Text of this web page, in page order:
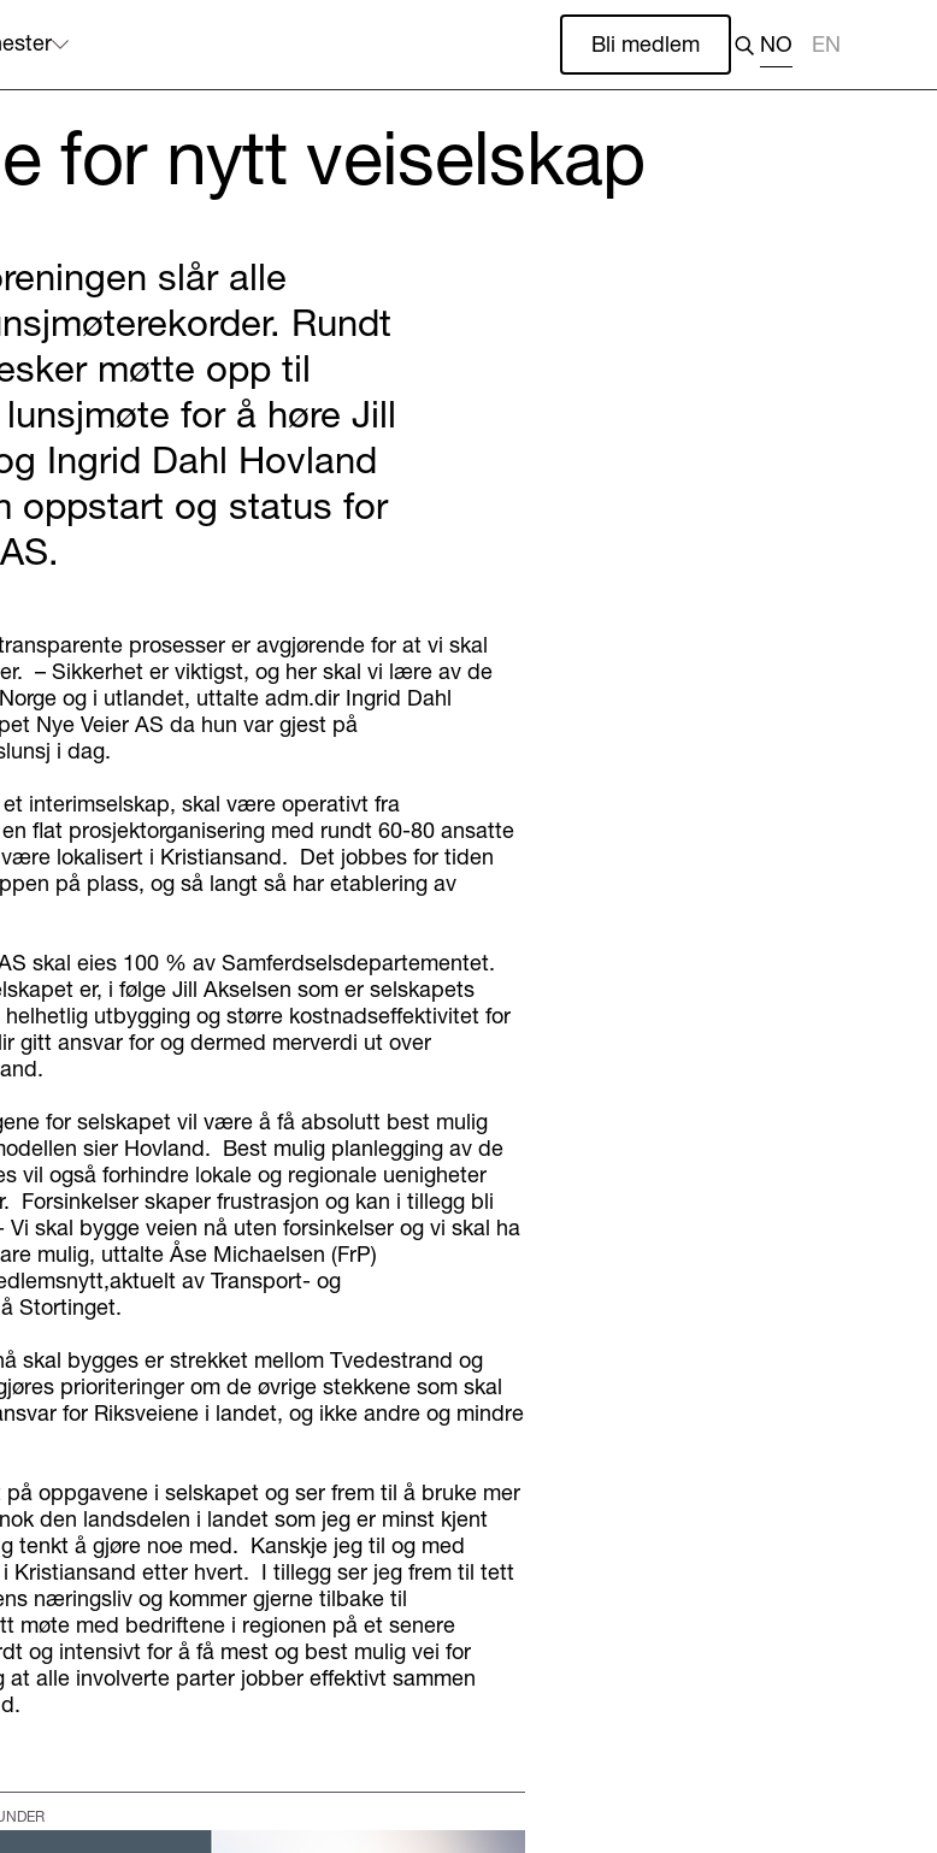
Bli medlem NO EN
for nytt veiselskap
slår alle
Rundt
møtte opp til
for å høre Jill
Ingrid Dahl Hovland
oppstart og status for
prosesser er avgjørende for at vi skal
– Sikkerhet er viktigst, og her skal vi lære av de
og i utlandet, uttalte adm.dir Ingrid Dahl
Nye Veier AS da hun var gjest på
i dag.
interimselskap, skal være operativt fra
flat prosjektorganisering med rundt 60-80 ansatte
lokalisert i Kristiansand. Det jobbes for tiden
på plass, og så langt så har etablering av
skal eies 100 % av Samferdselsdepartementet.
er, i følge Jill Akselsen som er selskapets
utbygging og større kostnadseffektivitet for
gitt ansvar for og dermed merverdi ut over
for selskapet vil være å få absolutt best mulig
sier Hovland. Best mulig planlegging av de
vil også forhindre lokale og regionale uenigheter
Forsinkelser skaper frustrasjon og kan i tillegg bli
skal bygge veien nå uten forsinkelser og vi skal ha
mulig, uttalte Åse Michaelsen (FrP)
av Transport- og
Stortinget.
skal bygges er strekket mellom Tvedestrand og
prioriteringer om de øvrige stekkene som skal
for Riksveiene i landet, og ikke andre og mindre
oppgavene i selskapet og ser frem til å bruke mer
den landsdelen i landet som jeg er minst kjent
tenkt å gjøre noe med. Kanskje jeg til og med
Kristiansand etter hvert. I tillegg ser jeg frem til tett
næringsliv og kommer gjerne tilbake til
møte med bedriftene i regionen på et senere
og intensivt for å få mest og best mulig vei for
alle involverte parter jobber effektivt sammen